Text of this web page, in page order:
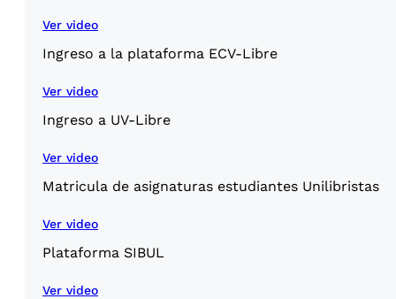
Ver video
Ingreso a la plataforma ECV-Libre
Ver video
Ingreso a UV-Libre
Ver video
Matricula de asignaturas estudiantes Unilibristas
Ver video
Plataforma SIBUL
Ver video